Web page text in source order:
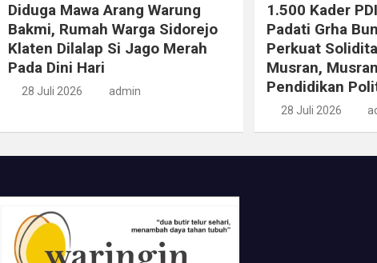
Diduga Mawa Arang Warung
Bakmi, Rumah Warga Sidorejo
Klaten Dilalap Si Jago Merah
Pada Dini Hari
28 Juli 2026 admin
1.500 Kader
Padati Grha
Perkuat
Musran,
Pendidikan
28 Juli 2026